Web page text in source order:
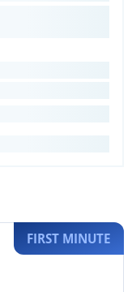
FIRST MINUTE